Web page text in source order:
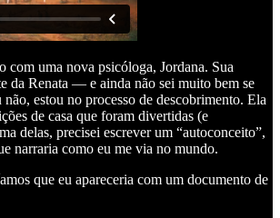
com uma nova psicóloga, Jordana. Sua
da Renata — e ainda não sei muito bem se
não, estou no processo de descobrimento. Ela
de casa que foram divertidas (e
delas, precisei escrever um “autoconceito”,
narraria como eu me via no mundo.
que eu apareceria com um documento de